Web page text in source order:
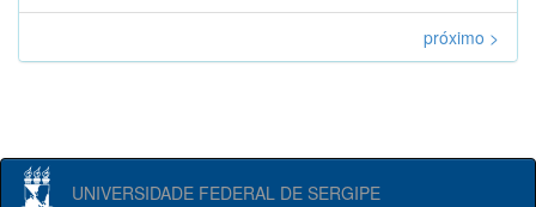
próximo >
UNIVERSIDADE FEDERAL DE SERGIPE